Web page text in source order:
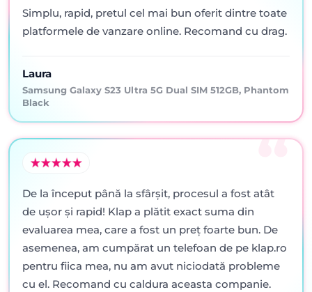
Simplu, rapid, pretul cel mai bun oferit dintre toate
platformele de vanzare online. Recomand cu drag.
Laura
Samsung Galaxy S23 Ultra 5G Dual SIM 512GB, Phantom
Black
De la început până la sfârșit, procesul a fost atât
de ușor și rapid! Klap a plătit exact suma din
evaluarea mea, care a fost un preț foarte bun. De
asemenea, am cumpărat un telefoan de pe klap.ro
pentru fiica mea, nu am avut niciodată probleme
cu el. Recomand cu caldura aceasta companie.